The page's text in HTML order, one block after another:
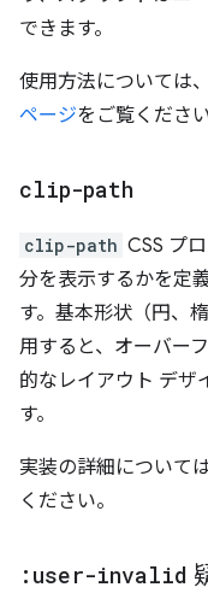
できます。
使用方法については、
ページをご覧ください
clip-path
clip-path CSS プ
分を表示するかを定
す。基本形状（円、
用すると、オーバー
的なレイアウト デザ
す。
実装の詳細については
ください。
:user-invalid